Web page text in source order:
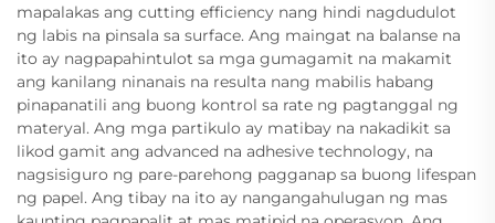
mapalakas ang cutting efficiency nang hindi nagdudulot
ng labis na pinsala sa surface. Ang maingat na balanse na
ito ay nagpapahintulot sa mga gumagamit na makamit
ang kanilang ninanais na resulta nang mabilis habang
pinapanatili ang buong kontrol sa rate ng pagtanggal ng
materyal. Ang mga partikulo ay matibay na nakadikit sa
likod gamit ang advanced na adhesive technology, na
nagsisiguro ng pare-parehong pagganap sa buong lifespan
ng papel. Ang tibay na ito ay nangangahulugan ng mas